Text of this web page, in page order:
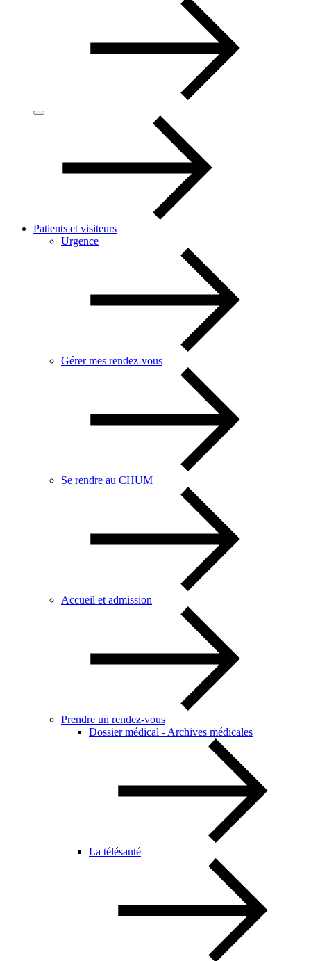
Patients et visiteurs
Urgence
Gérer mes rendez-vous
Se rendre au CHUM
Accueil et admission
Prendre un rendez-vous
Dossier médical - Archives médicales
La télésanté